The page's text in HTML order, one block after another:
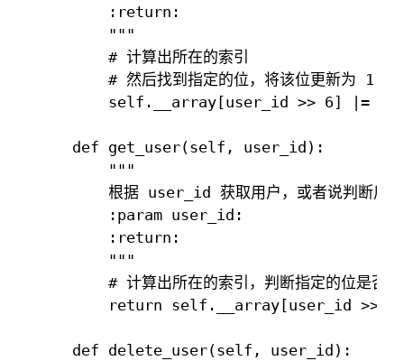
        :return:
        """
        # 计算出所在的索引
        # 然后找到指定的位，将该位更新为 1
self.__array[user_id >> 6] |= 1
    def get_user(self, user_id):
        """
根据 user_id 获取用户，或者说判断用
        :param user_id:
        :return:
        """
# 计算出所在的索引，判断指定的位是否
return self.__array[user_id >>
    def delete_user(self, user_id):